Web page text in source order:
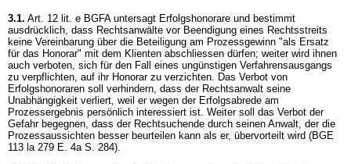
3.1. Art. 12 lit. e BGFAuntersagt Erfolgshonorare und bestimmt
ausdrücklich, dass Rechtsanwälte vor Beendigung eines Rechtsstreits
keine Vereinbarung über die Beteiligung am Prozessgewinn "als Ersatz
für das Honorar" mit dem Klienten abschliessen dürfen; weiter wird ihnen
auch verboten, sich für den Fall eines ungünstigen Verfahrensausgangs
zu verpflichten, auf ihr Honorar zu verzichten. Das Verbot von
Erfolgshonoraren soll verhindern, dass der Rechtsanwalt seine
Unabhängigkeit verliert, weil er wegen der Erfolgsabrede am
Prozessergebnis persönlich interessiert ist. Weiter soll das Verbot der
Gefahr begegnen, dass der Rechtsuchende durch seinen Anwalt, der die
Prozessaussichten besser beurteilen kann als er, übervorteilt wird (BGE
113 la 279 E. 4a S. 284).